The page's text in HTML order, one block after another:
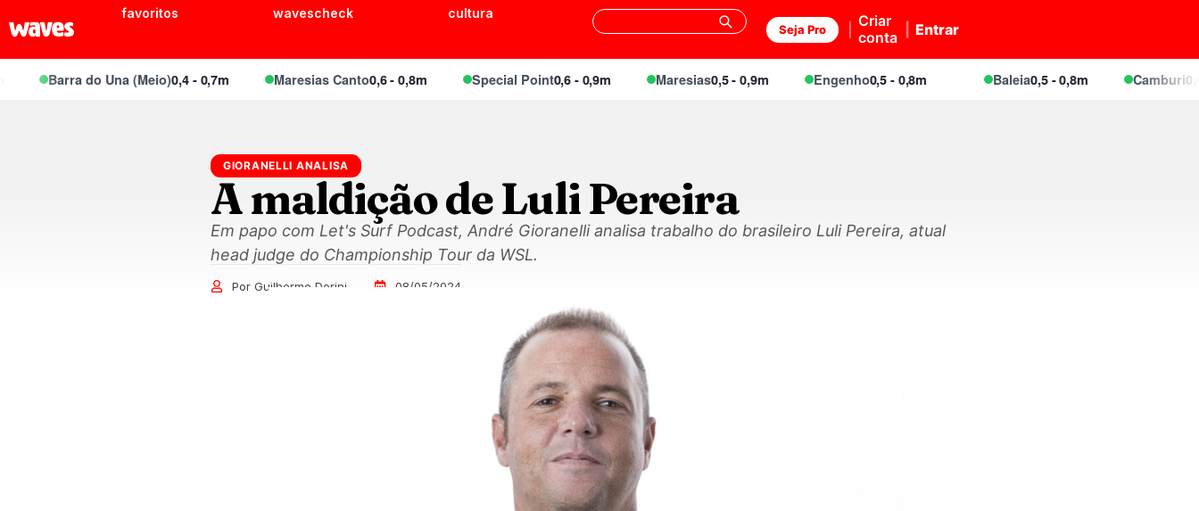
favoritos wavescheck cultura
Seja Pro
Criar
conta
Entrar
Barra do Una (Meio)0,4 - 0,7m Maresias Canto0,6 - 0,8m Special Point0,6 - 0,9m Maresias0,5 - 0,9m Engenho0,5 - 0,8m Baleia0,5 - 0,8m Camburi0,6 -
GIORANELLI ANALISA
A maldição de Luli Pereira
Em papo com Let's Surf Podcast, André Gioranelli analisa trabalho do brasileiro Luli Pereira, atual
head judge do Championship Tour da WSL.
Por Guilherme Dorini 08/05/2024